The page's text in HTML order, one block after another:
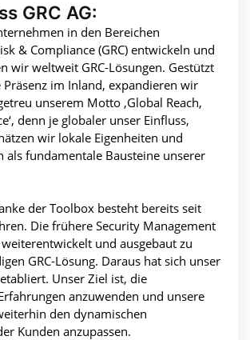
GRC AG:
in den Bereichen
& Compliance (GRC) entwickeln und
wir weltweit GRC-Lösungen. Gestützt
Präsenz im Inland, expandieren wir
unserem Motto ‚Global Reach,
denn je globaler unser Einfluss,
wir lokale Eigenheiten und
als fundamentale Bausteine unserer
der Toolbox besteht bereits seit
Die frühere Security Management
und ausgebaut zu
GRC-Lösung. Daraus hat sich unser
Unser Ziel ist, die
anzuwenden und unsere
den dynamischen
Kunden anzupassen.